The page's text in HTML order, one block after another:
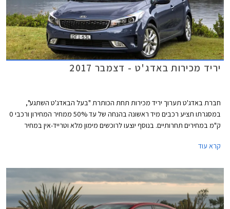
יריד מכירות באדג'ט - דצמבר 2017
חברת באדג'ט תערוך יריד מכירות תחת הכותרת "בעל הבאדג'ט השתגע",
במסגרתו תציע רכבים מיד ראשונה בהנחה של עד 50% ממחיר המחירון ורכבי 0
ק"מ במחירים תחרותיים. בנוסף יוצעו לרוכשים מימון מלא וטרייד-אין במחיר
התעופה, ירושלים, באר שבע, אשדוד, וחיפה.
קרא עוד